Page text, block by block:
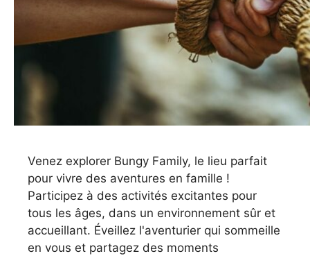
Venez explorer Bungy Family, le lieu parfait
pour vivre des aventures en famille !
Participez à des activités excitantes pour
tous les âges, dans un environnement sûr et
accueillant. Éveillez l'aventurier qui sommeille
en vous et partagez des moments